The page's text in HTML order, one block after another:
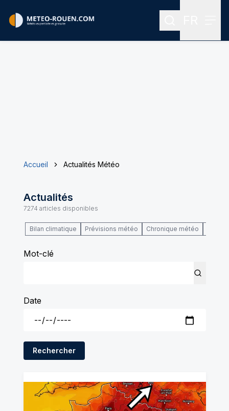
Rechercher
Accueil Actualités Météo
Actualités
7274 articles disponibles
Bilan climatique Prévisions météo Chronique météo
Mot-clé
Date
Rechercher